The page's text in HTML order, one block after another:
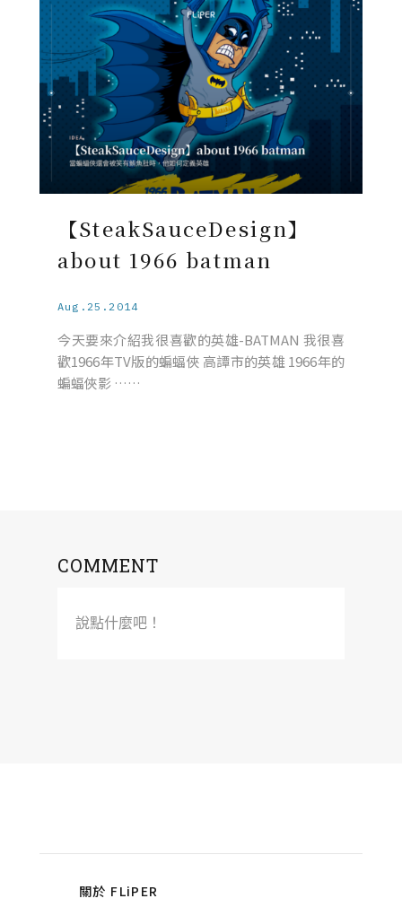
【SteakSauceDesign】
about 1966 batman
Aug.25.2014
今天要來介紹我很喜歡的英雄-BATMAN 我很喜
歡1966年TV版的蝙蝠俠 高譚市的英雄 1966年的
蝙蝠俠影 ……
COMMENT
說點什麼吧！
關於 FLiPER